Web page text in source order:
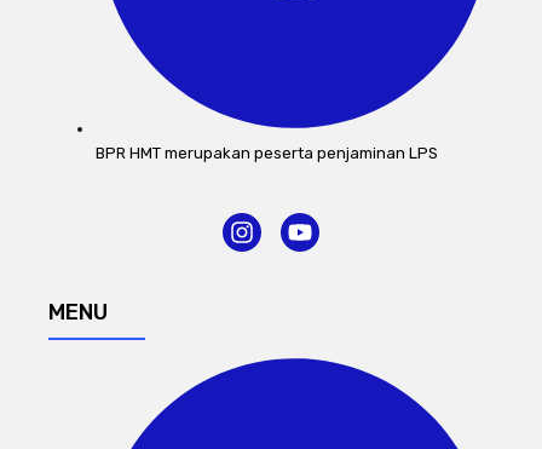
BPR HMT merupakan peserta penjaminan LPS
I
n
r
Y
o
e
MENU